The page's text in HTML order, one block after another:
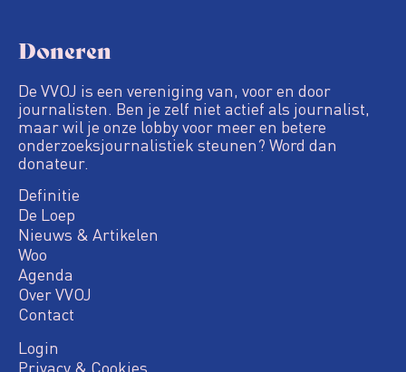
Doneren
De VVOJ is een vereniging van, voor en door
journalisten. Ben je zelf niet actief als journalist,
maar wil je onze lobby voor meer en betere
onderzoeksjournalistiek steunen? Word dan
donateur.
Definitie
De Loep
Nieuws & Artikelen
Woo
Agenda
Over VVOJ
Contact
Login
Privacy & Cookies